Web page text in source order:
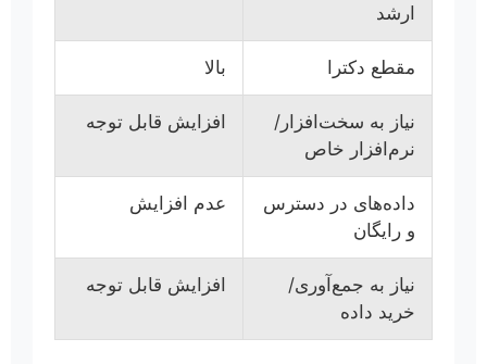
ارشد
مقطع دکترا بالا
نیاز به سخت‌افزار/
نرم‌افزار خاص
افزایش قابل توجه
داده‌های در دسترس
و رایگان
عدم افزایش
نیاز به جمع‌آوری/
خرید داده
افزایش قابل توجه